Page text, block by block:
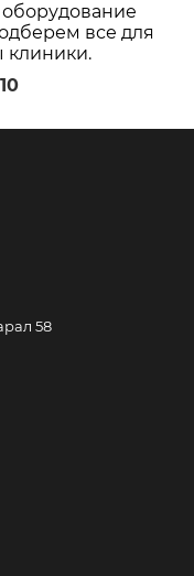
все для
клиники.
58